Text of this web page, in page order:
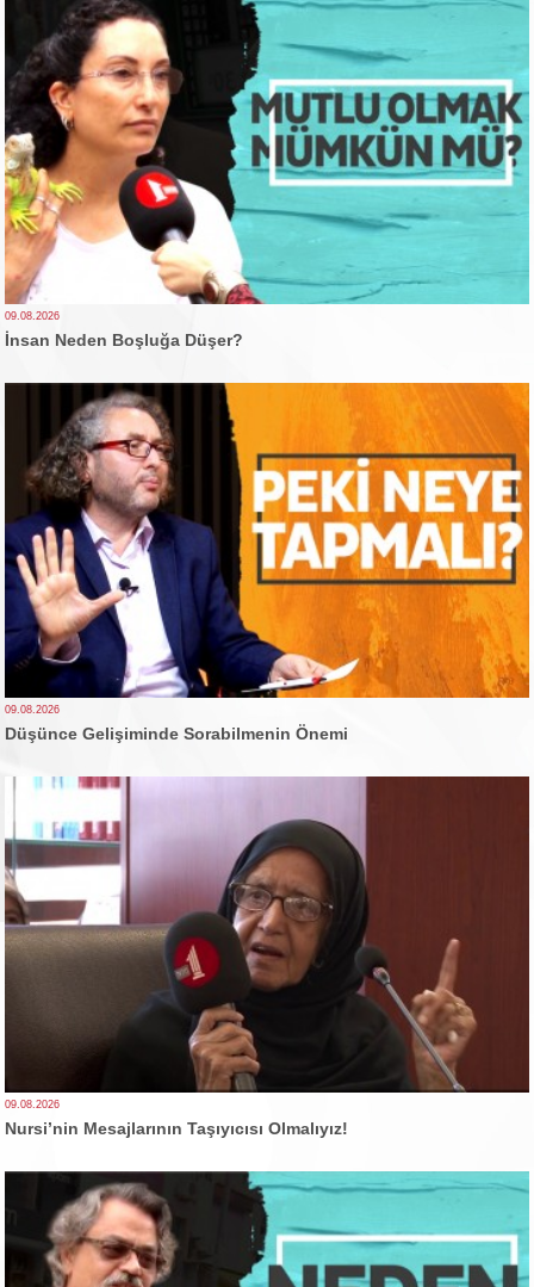
09.08.2026
İnsan Neden Boşluğa Düşer?
09.08.2026
Düşünce Gelişiminde Sorabilmenin Önemi
09.08.2026
Nursi’nin Mesajlarının Taşıyıcısı Olmalıyız!